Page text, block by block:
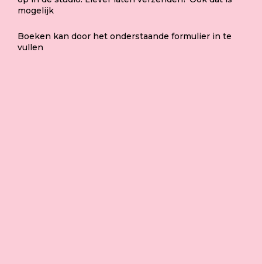
mogelijk
Boeken kan door het onderstaande formulier in te
vullen